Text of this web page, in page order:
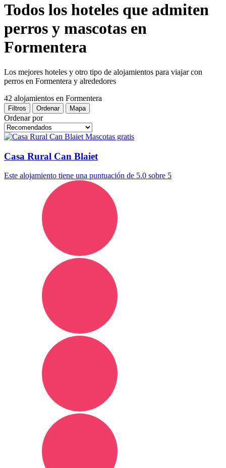
Todos los hoteles que admiten
perros y mascotas en
Formentera
Los mejores hoteles y otro tipo de alojamientos para viajar con
perros en Formentera y alrededores
42 alojamientos en Formentera
Filtros Ordenar Mapa
Ordenar por
Mascotas gratis
Casa Rural Can Blaiet
Este alojamiento tiene una puntuación de 5.0 sobre 5